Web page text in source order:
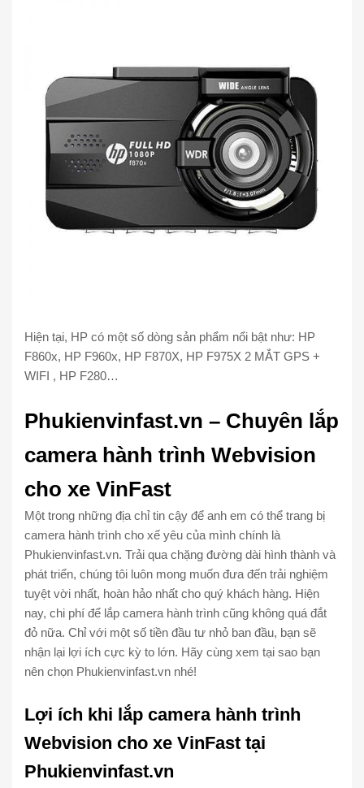
Hiện tại, HP có một số dòng sản phẩm nổi bật như: HP
F860x, HP F960x, HP F870X, HP F975X 2 MẮT GPS +
WIFI , HP F280…
Phukienvinfast.vn – Chuyên lắp
camera hành trình Webvision
cho xe VinFast
Một trong những địa chỉ tin cậy để anh em có thể trang bị
camera hành trình cho xế yêu của mình chính là
Phukienvinfast.vn. Trải qua chặng đường dài hình thành và
phát triển, chúng tôi luôn mong muốn đưa đến trải nghiệm
tuyệt vời nhất, hoàn hảo nhất cho quý khách hàng. Hiện
nay, chi phí để lắp camera hành trình cũng không quá đắt
đỏ nữa. Chỉ với một số tiền đầu tư nhỏ ban đầu, bạn sẽ
nhận lại lợi ích cực kỳ to lớn. Hãy cùng xem tại sao bạn
nên chọn Phukienvinfast.vn nhé!
Lợi ích khi lắp camera hành trình
Webvision cho xe VinFast tại
Phukienvinfast.vn